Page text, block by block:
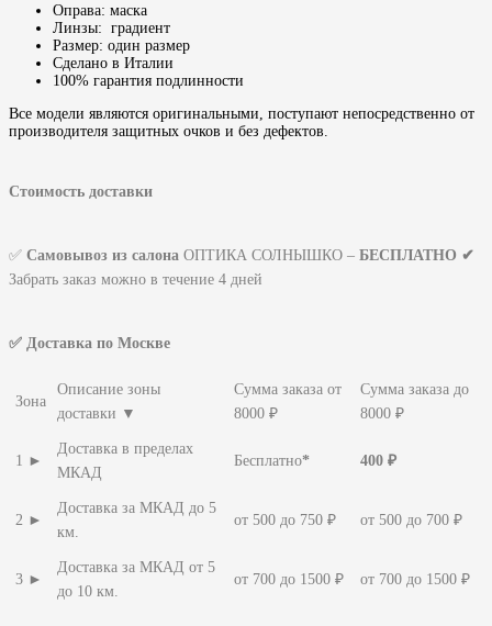
Оправа: маска
Линзы: градиент
Размер: один размер
Сделано в Италии
100% гарантия подлинности
Все модели являются оригинальными, поступают непосредственно от
производителя защитных очков и без дефектов.
Стоимость доставки
✅ Самовывоз из салона ОПТИКА СОЛНЫШКО – БЕСПЛАТНО ✔
Забрать заказ можно в течение 4 дней
✅ Доставка по Москве
Зона
Описание зоны
доставки ▼
Сумма заказа от
8000 ₽
Сумма заказа до
8000 ₽
1 ►
Доставка в пределах
МКАД
Бесплатно* 400 ₽
2 ►
Доставка за МКАД до 5
км.
от 500 до 750 ₽ от 500 до 700 ₽
3 ►
Доставка за МКАД от 5
до 10 км.
от 700 до 1500 ₽ от 700 до 1500 ₽